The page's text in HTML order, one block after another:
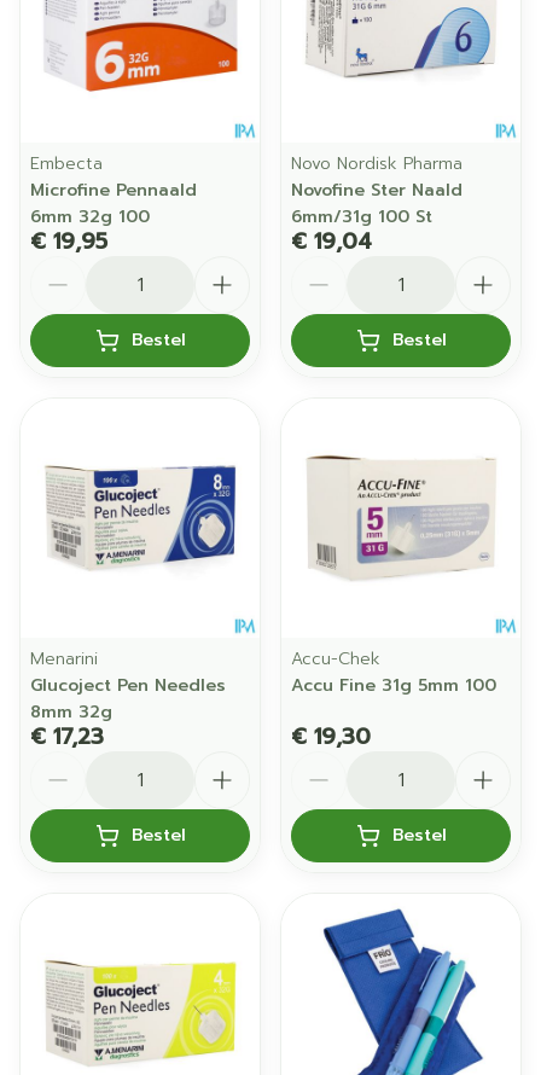
Embecta
Microfine Pennaald
6mm 32g 100
€ 19,95
Bestel
Novo Nordisk Pharma
Novofine Ster Naald
6mm/31g 100 St
€ 19,04
Bestel
Menarini
Glucoject Pen Needles
8mm 32g
€ 17,23
Bestel
Accu-Chek
Accu Fine 31g 5mm 100
€ 19,30
Bestel